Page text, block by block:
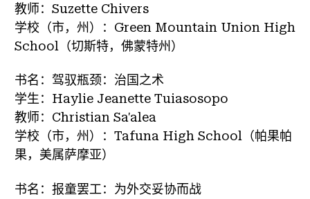
教师：Suzette Chivers
学校（市，州）：Green Mountain Union High
School（切斯特，佛蒙特州）
书名：驾驭瓶颈：治国之术
学生：Haylie Jeanette Tuiasosopo
教师：Christian Sa'alea
学校（市，州）：Tafuna High School（帕果帕
果，美属萨摩亚）
书名：报童罢工：为外交妥协而战